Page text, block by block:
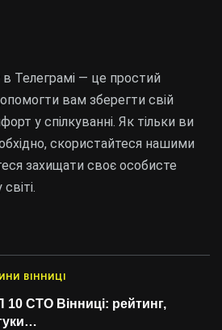
ВІННИЦІ
10 СТО Вінниці: рейтинг,
Телеграмі — це простий
вам зберегти свій
у спілкуванні. Як тільки ви
скористайтеся нашими
захищати своє особисте